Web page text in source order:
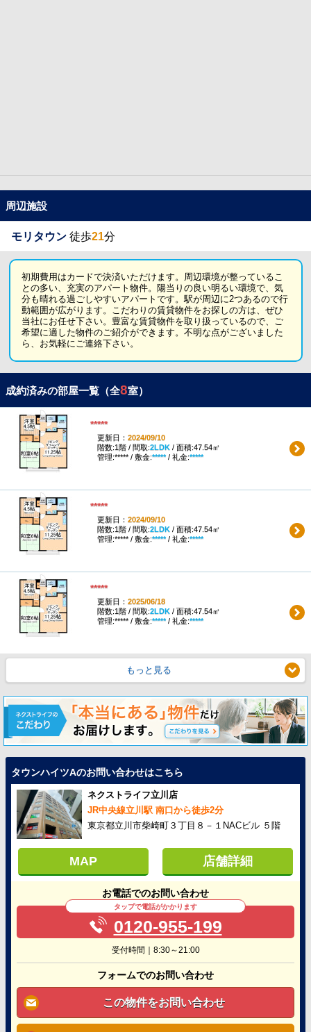
周辺施設
モリタウン 徒歩21分
初期費用はカードで決済いただけます。周辺環境が整っているこ
との多い、充実のアパート物件。陽当りの良い明るい環境で、気
分も晴れる過ごしやすいアパートです。駅が周辺に2つあるので行
動範囲が広がります。こだわりの賃貸物件をお探しの方は、ぜひ
当社にお任せ下さい。豊富な賃貸物件を取り扱っているので、ご
希望に適した物件のご紹介ができます。不明な点がございました
ら、お気軽にご連絡下さい。
成約済みの部屋一覧（全8室）
*****
更新日： 2024/09/10
階数:1階 / 間取:2LDK/ 面積:47.54㎡
管理:***** / 敷金:*****/ 礼金:*****
*****
更新日： 2024/09/10
階数:1階 / 間取:2LDK/ 面積:47.54㎡
管理:***** / 敷金:*****/ 礼金:*****
*****
更新日： 2025/06/18
階数:1階 / 間取:2LDK/ 面積:47.54㎡
管理:***** / 敷金:*****/ 礼金:*****
もっと見る
タウンハイツAのお問い合わせはこちら
ネクストライフ立川店
JR中央線立川駅 南口から徒歩2分
東京都立川市柴崎町３丁目８－１NACビル ５階
MAP 店舗詳細
お電話でのお問い合わせ
タップで電話がかかります
0120-955-199
受付時間｜8:30～21:00
フォームでのお問い合わせ
この物件をお問い合わせ